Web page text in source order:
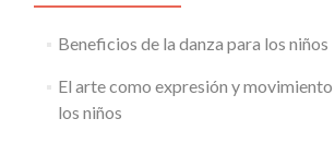
Beneficios de la danza para los niños
El arte como expresión y
los niños